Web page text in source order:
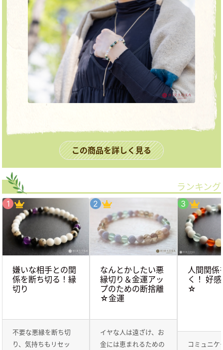
この商品を詳しく見る
ランキング
嫌いな相手との関
係を断ち切る！縁
切り
不要な悪縁を断ち切
り、気持ちもリセッ
なんとかしたい悪
縁切り＆金運アッ
プのための断捨離
☆金運
イヤな人は遠ざけ、お
金には恵まれるための
人間関係
く！ 好
☆
コミュニケ